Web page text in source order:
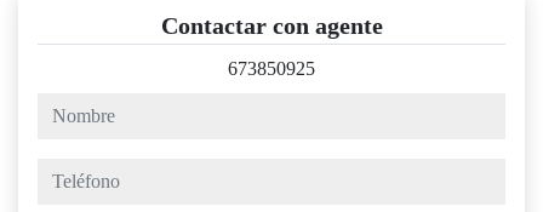
Contactar con agente
673850925
nombre
teléfono